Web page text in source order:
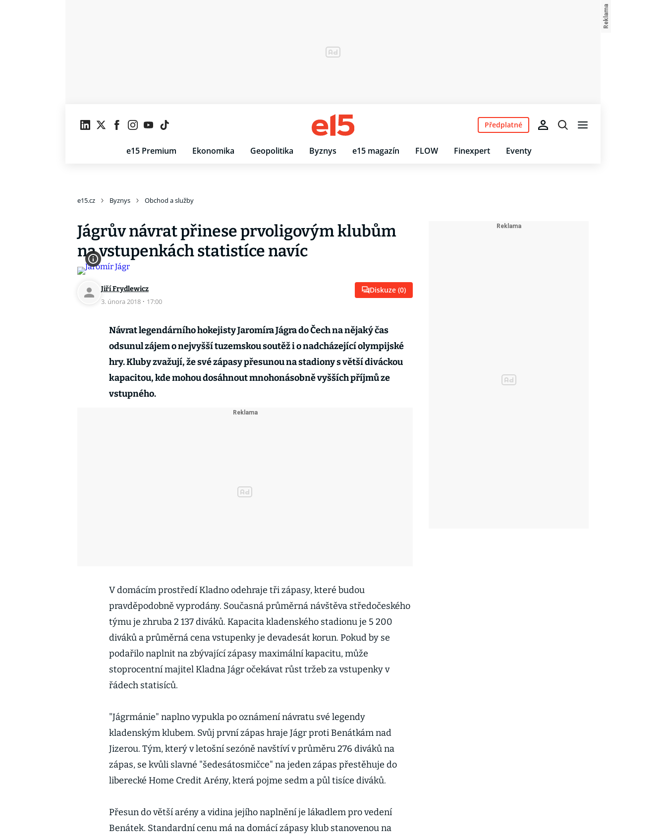
e15 Premium Ekonomika Geopolitika Byznys e15 magazín FLOW Finexpert Eventy
Předplatné
e15.cz Byznys Obchod a služby
Jágrův návrat přinese prvoligovým klubům
na vstupenkách statistíce navíc
Jiří Frydlewicz
3. února 2018 · 17:00
Diskuze (0)
Návrat legendárního hokejisty Jaromíra Jágra do Čech na nějaký čas
odsunul zájem o nejvyšší tuzemskou soutěž i o nadcházející olympijské
hry. Kluby zvažují, že své zápasy přesunou na stadiony s větší diváckou
kapacitou, kde mohou dosáhnout mnohonásobně vyšších příjmů ze
vstupného.
V domácím prostředí Kladno odehraje tři zápasy, které budou
pravděpodobně vyprodány. Současná průměrná návštěva středočeského
týmu je zhruba 2 137 diváků. Kapacita kladenského stadionu je 5 200
diváků a průměrná cena vstupenky je devadesát korun. Pokud by se
podařilo naplnit na zbývající zápasy maximální kapacitu, může
stoprocentní majitel Kladna Jágr očekávat růst tržeb za vstupenky v
řádech statisíců.
"Jágrmánie" naplno vypukla po oznámení návratu své legendy
kladenským klubem. Svůj první zápas hraje Jágr proti Benátkám nad
Jizerou. Tým, který v letošní sezóně navštíví v průměru 276 diváků na
zápas, se kvůli slavné "šedesátosmičce" na jeden zápas přestěhuje do
liberecké Home Credit Arény, která pojme sedm a půl tisíce diváků.
Přesun do větší arény a vidina jejího naplnění je lákadlem pro vedení
Benátek. Standardní cenu má na domácí zápasy klub stanovenou na